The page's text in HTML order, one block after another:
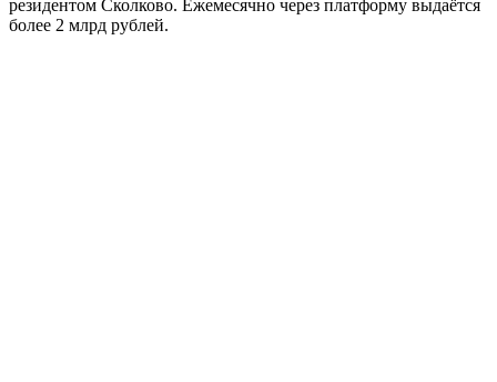
резидентом Сколково. Ежемесячно через платформу выдаётся
более 2 млрд рублей.